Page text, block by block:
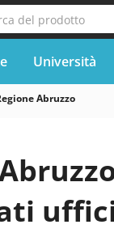
del prodotto
Università
Abruzzo